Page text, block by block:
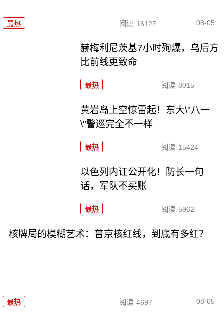
最热 阅读 16127 08-05
赫梅利尼茨基7小时殉爆，乌后方
比前线更致命
最热 阅读 8015
黄岩岛上空惊雷起！东大\"八一
\"警巡完全不一样
最热 阅读 15424
以色列内讧公开化！防长一句
话，军队不买账
最热 阅读 5962
核牌局的模糊艺术：普京核红线，到底有多红？
最热 阅读 4697 08-05